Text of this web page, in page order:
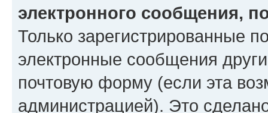
электронного сообщения,
Только зарегистрированные
электронные сообщения
почтовую форму (если эта
администрацией). Это